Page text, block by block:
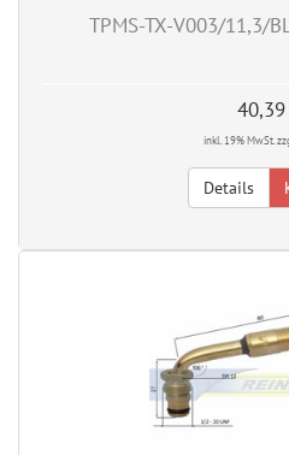
TPMS-TX-V003/11,3/
inkl. 19% MwSt.
Details